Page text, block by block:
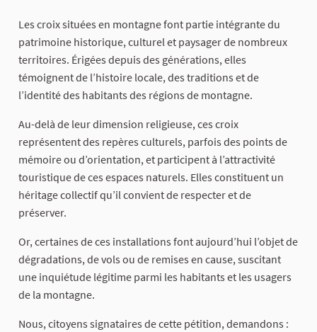
Les croix situées en montagne font partie intégrante du
patrimoine historique, culturel et paysager de nombreux
territoires. Érigées depuis des générations, elles
témoignent de l’histoire locale, des traditions et de
l’identité des habitants des régions de montagne.
Au-delà de leur dimension religieuse, ces croix
représentent des repères culturels, parfois des points de
mémoire ou d’orientation, et participent à l’attractivité
touristique de ces espaces naturels. Elles constituent un
héritage collectif qu’il convient de respecter et de
préserver.
Or, certaines de ces installations font aujourd’hui l’objet de
dégradations, de vols ou de remises en cause, suscitant
une inquiétude légitime parmi les habitants et les usagers
de la montagne.
Nous, citoyens signataires de cette pétition, demandons :